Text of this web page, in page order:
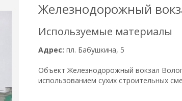
Железнодорожный
Используемые материалы
Адрес: пл. Бабушкина, 5
Объект Железнодорожный вокзал
использованием сухих строительных